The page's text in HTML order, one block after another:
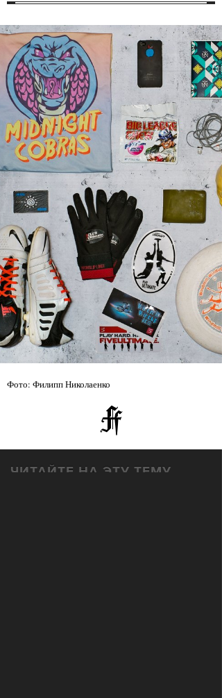
Фото: Филипп Николаенко
ЧИТАЙТЕ НА ЭТУ ТЕМУ